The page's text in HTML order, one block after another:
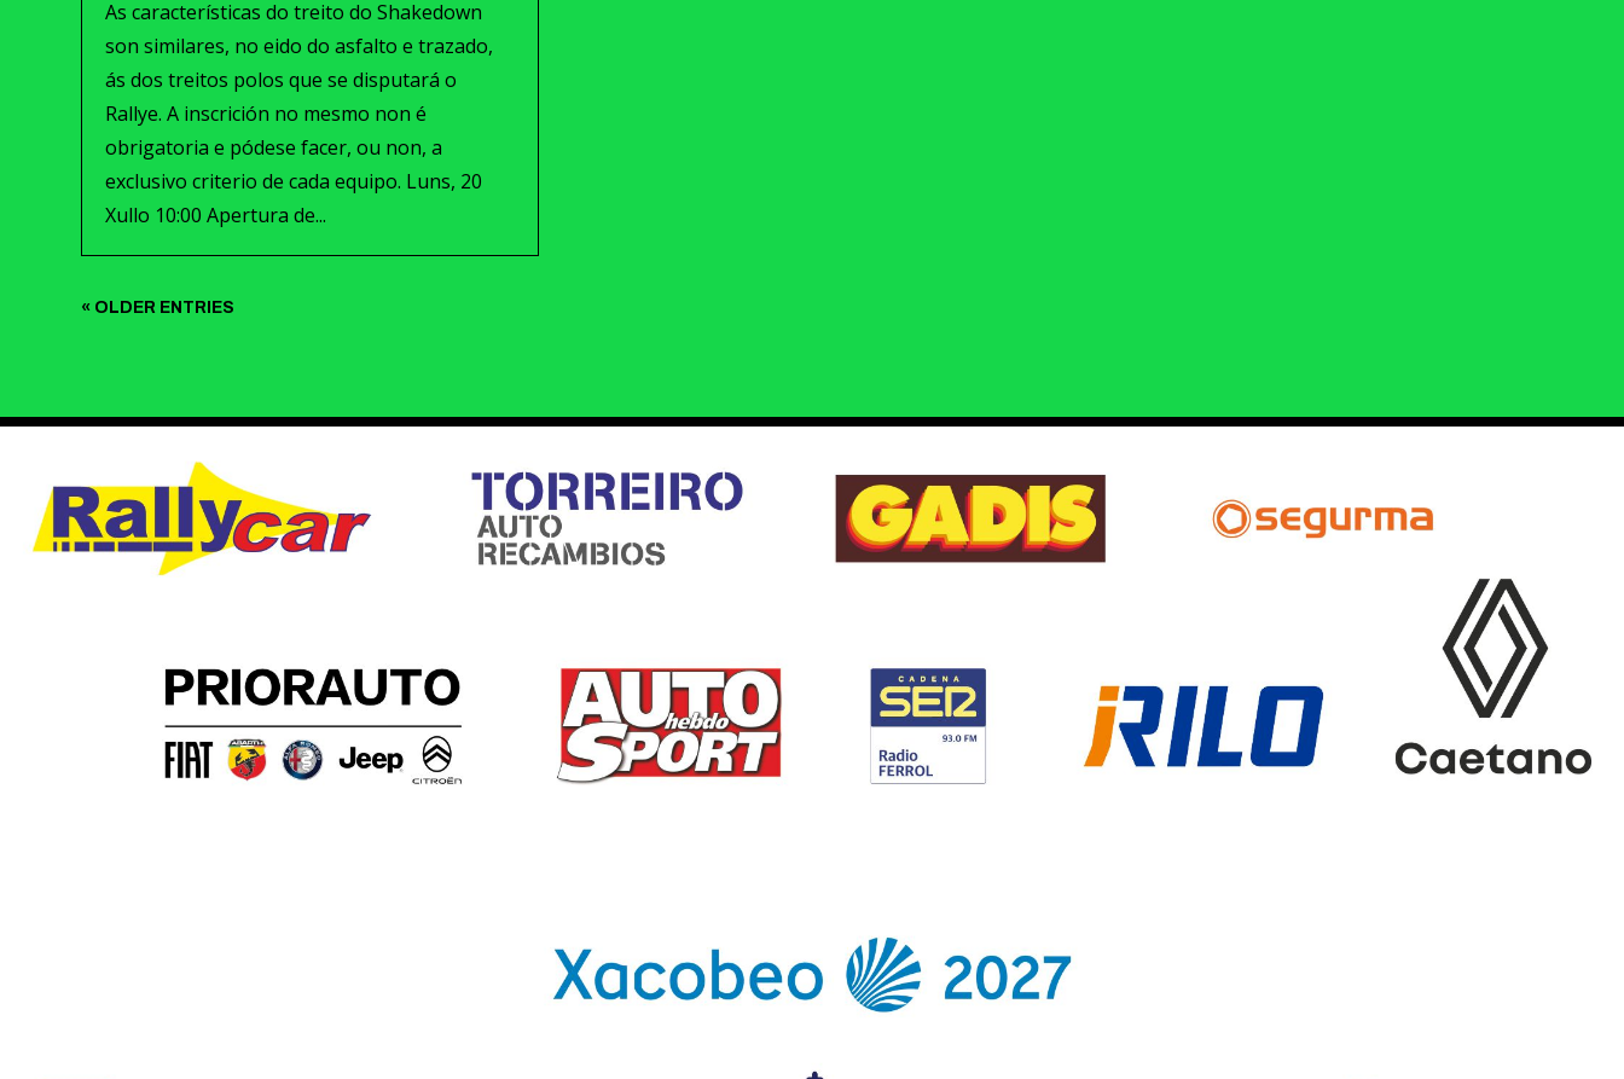
As características do treito do Shakedown
son similares, no eido do asfalto e trazado,
ás dos treitos polos que se disputará o
Rallye. A inscrición no mesmo non é
obrigatoria e pódese facer, ou non, a
exclusivo criterio de cada equipo. Luns, 20
Xullo 10:00 Apertura de...
« OLDER ENTRIES